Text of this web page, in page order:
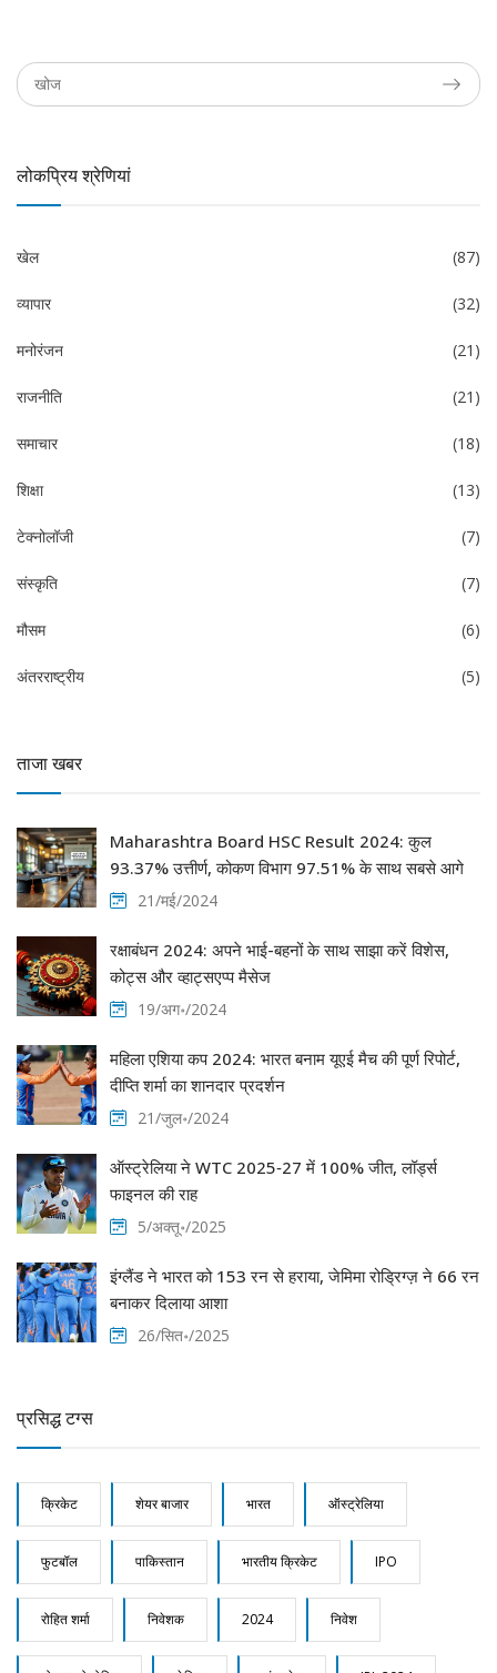
लोकप्रिय श्रेणियां
खेल (87)
व्यापार (32)
मनोरंजन (21)
राजनीति (21)
समाचार (18)
शिक्षा (13)
टेक्नोलॉजी (7)
संस्कृति (7)
मौसम (6)
अंतरराष्ट्रीय (5)
ताजा खबर
Maharashtra Board HSC Result 2024: कुल
93.37% उत्तीर्ण, कोकण विभाग 97.51% के साथ सबसे आगे
21/मई/2024
रक्षाबंधन 2024: अपने भाई-बहनों के साथ साझा करें विशेस,
कोट्स और व्हाट्सएप्प मैसेज
19/अग॰/2024
महिला एशिया कप 2024: भारत बनाम यूएई मैच की पूर्ण रिपोर्ट,
दीप्ति शर्मा का शानदार प्रदर्शन
21/जुल॰/2024
ऑस्ट्रेलिया ने WTC 2025‑27 में 100% जीत, लॉर्ड्स
फाइनल की राह
5/अक्तू॰/2025
इंग्लैंड ने भारत को 153 रन से हराया, जेमिमा रोड्रिग्ज़ ने 66 रन
बनाकर दिलाया आशा
26/सित॰/2025
प्रसिद्ध टग्स
क्रिकेट शेयर बाजार भारत ऑस्ट्रेलिया
फुटबॉल पाकिस्तान भारतीय क्रिकेट IPO
रोहित शर्मा निवेशक 2024 निवेश